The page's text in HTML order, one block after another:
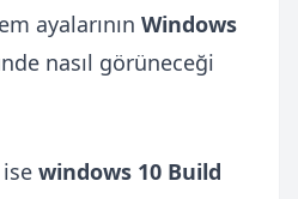
ayalarının Windows
nasıl görüneceği
windows 10 Build